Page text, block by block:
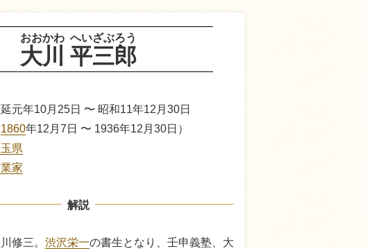
大川
おおかわ
平三郎
へいざぶろう
元年10月25日 〜 昭和11年12月30日
1860年12月7日 〜 1936年12月30日）
県
家
解説
修三。 渋沢栄一の書生となり、壬申義塾、大